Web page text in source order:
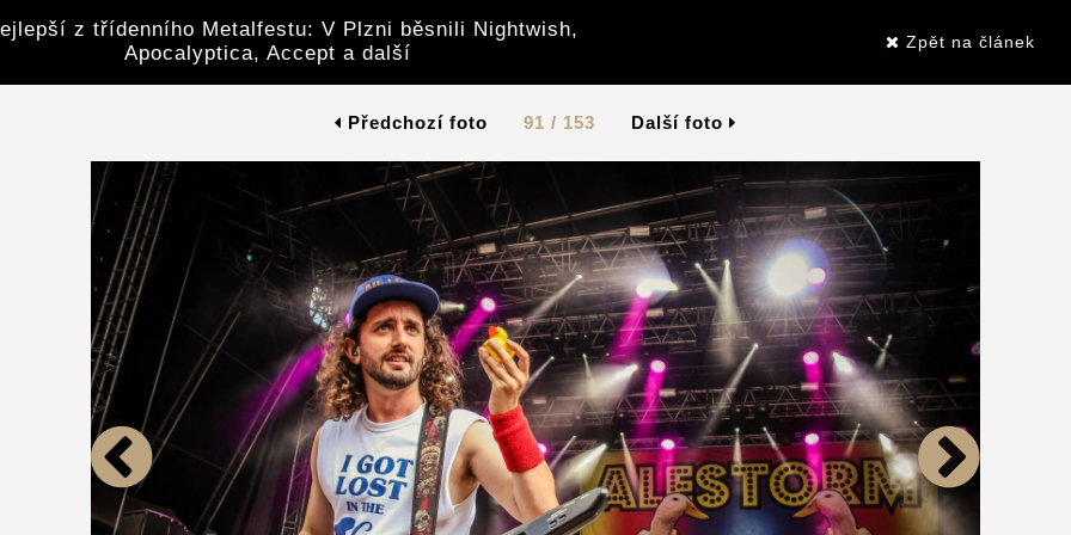
z třídenního Metalfestu: V Plzni běsnili Nightwish,
Apocalyptica, Accept a další
Zpět na článek
Předchozí foto 91 / 153 Další foto